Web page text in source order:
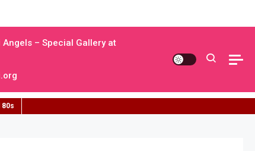
Angels – Special Gallery at
80s